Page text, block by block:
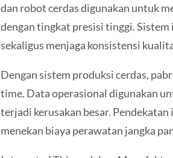
dan robot cerdas digunakan untuk
dengan tingkat presisi tinggi.
sekaligus menjaga konsistensi
Dengan sistem produksi cerdas,
time. Data operasional digunakan
terjadi kerusakan besar.
menekan biaya perawatan jangka